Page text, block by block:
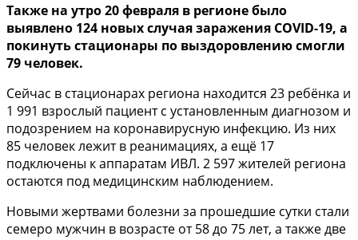
Также на утро 20 февраля в регионе было
выявлено 124 новых случая заражения COVID-19, а
покинуть стационары по выздоровлению смогли
79 человек.
Сейчас в стационарах региона находится 23 ребёнка и
1 991 взрослый пациент с установленным диагнозом и
подозрением на коронавирусную инфекцию. Из них
85 человек лежит в реанимациях, а ещё 17
подключены к аппаратам ИВЛ. 2 597 жителей региона
остаются под медицинским наблюдением.
Новыми жертвами болезни за прошедшие сутки стали
семеро мужчин в возрасте от 58 до 75 лет, а также две